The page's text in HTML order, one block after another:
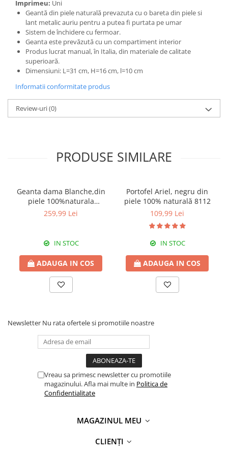
Imprimeu: Uni
Geantă din piele naturală prevazuta cu o bareta din piele si
lant metalic auriu pentru a putea fi purtata pe umar
Sistem de închidere cu fermoar.
Geanta este prevăzută cu un compartiment interior
Produs lucrat manual, în Italia, din materiale de calitate
superioară.
Dimensiuni: L=31 cm, H=16 cm, l=10 cm
Informatii conformitate produs
Review-uri(0)
PRODUSE SIMILARE
Geanta dama Blanche,din
piele 100%naturala
Italia,8246,negru
259,99 Lei
IN STOC
ADAUGA IN COS
Portofel Ariel, negru din
piele 100% naturală 8112
109,99 Lei
IN STOC
ADAUGA IN COS
Newsletter Nu rata ofertele si promotiile noastre
Vreau sa primesc newsletter cu promotiile
magazinului. Afla mai multe in Politica de
Confidentialitate
MAGAZINUL MEU
CLIENȚI